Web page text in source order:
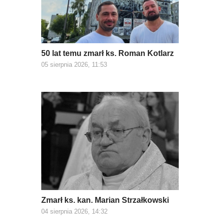
50 lat temu zmarł ks. Roman Kotlarz
05 sierpnia 2026, 11:53
Zmarł ks. kan. Marian Strzałkowski
04 sierpnia 2026, 14:32